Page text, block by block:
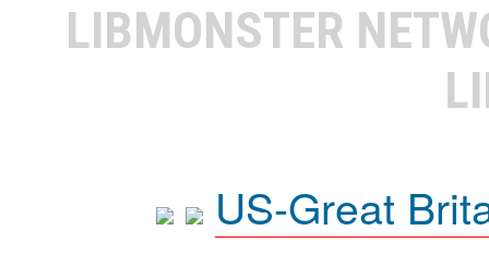
LIBMONSTER
US-Great